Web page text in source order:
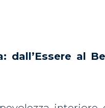
dall’Essere al